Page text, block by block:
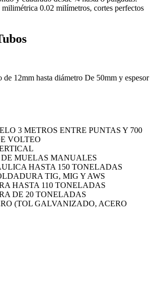
0.02 milímetros, cortes perfectos
de 12mm hasta diámetro De 50mm y espesor
3 METROS ENTRE PUNTAS Y 700
VOLTEO
MUELAS MANUALES
HASTA 150 TONELADAS
TIG, MIG Y AWS
HASTA 110 TONELADAS
DE 20 TONELADAS
(TOL GALVANIZADO, ACERO